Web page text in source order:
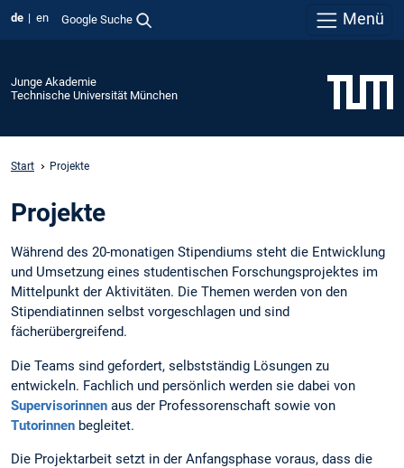
de en Google Suche Menü
Junge Akademie
Technische Universität München
Start Projekte
Projekte
Während des 20-monatigen Stipendiums steht die Entwicklung
und Umsetzung eines studentischen Forschungsprojektes im
Mittelpunkt der Aktivitäten. Die Themen werden von den
Stipendiatinnen selbst vorgeschlagen und sind
fächerübergreifend.
Die Teams sind gefordert, selbstständig Lösungen zu
entwickeln. Fachlich und persönlich werden sie dabei von
Supervisorinnen aus der Professorenschaft sowie von
Tutorinnen begleitet.
Die Projektarbeit setzt in der Anfangsphase voraus, dass die